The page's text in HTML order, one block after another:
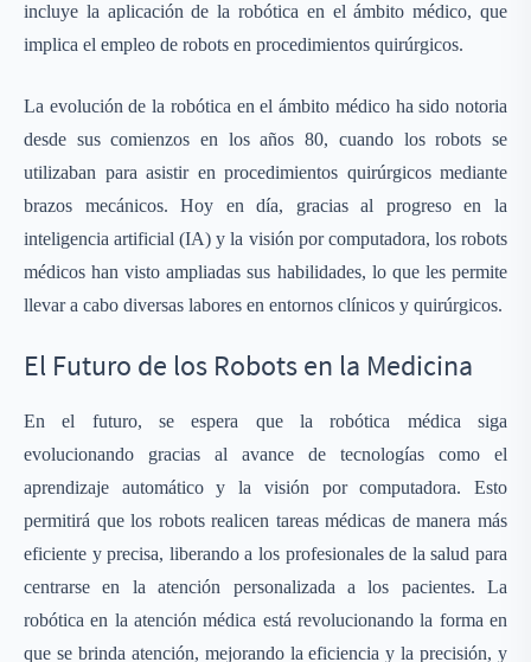
incluye la aplicación de la robótica en el ámbito médico, que
implica el empleo de robots en procedimientos quirúrgicos.
La evolución de la robótica en el ámbito médico ha sido notoria
desde sus comienzos en los años 80, cuando los robots se
utilizaban para asistir en procedimientos quirúrgicos mediante
brazos mecánicos. Hoy en día, gracias al progreso en la
inteligencia artificial (IA) y la visión por computadora, los robots
médicos han visto ampliadas sus habilidades, lo que les permite
llevar a cabo diversas labores en entornos clínicos y quirúrgicos.
El Futuro de los Robots en la Medicina
En el futuro, se espera que la robótica médica siga
evolucionando gracias al avance de tecnologías como el
aprendizaje automático y la visión por computadora. Esto
permitirá que los robots realicen tareas médicas de manera más
eficiente y precisa, liberando a los profesionales de la salud para
centrarse en la atención personalizada a los pacientes. La
robótica en la atención médica está revolucionando la forma en
que se brinda atención, mejorando la eficiencia y la precisión, y